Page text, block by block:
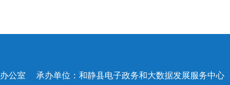
公室 承办单位：和静县电子政务和大数据发展服务中心